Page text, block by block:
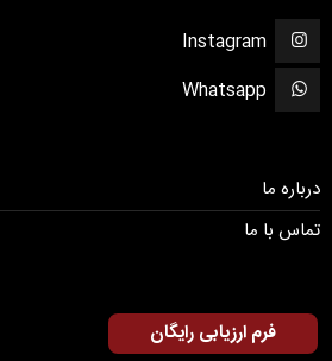
Instagram
Whatsapp
درباره ما
تماس با ما
فرم ارزیابی رایگان